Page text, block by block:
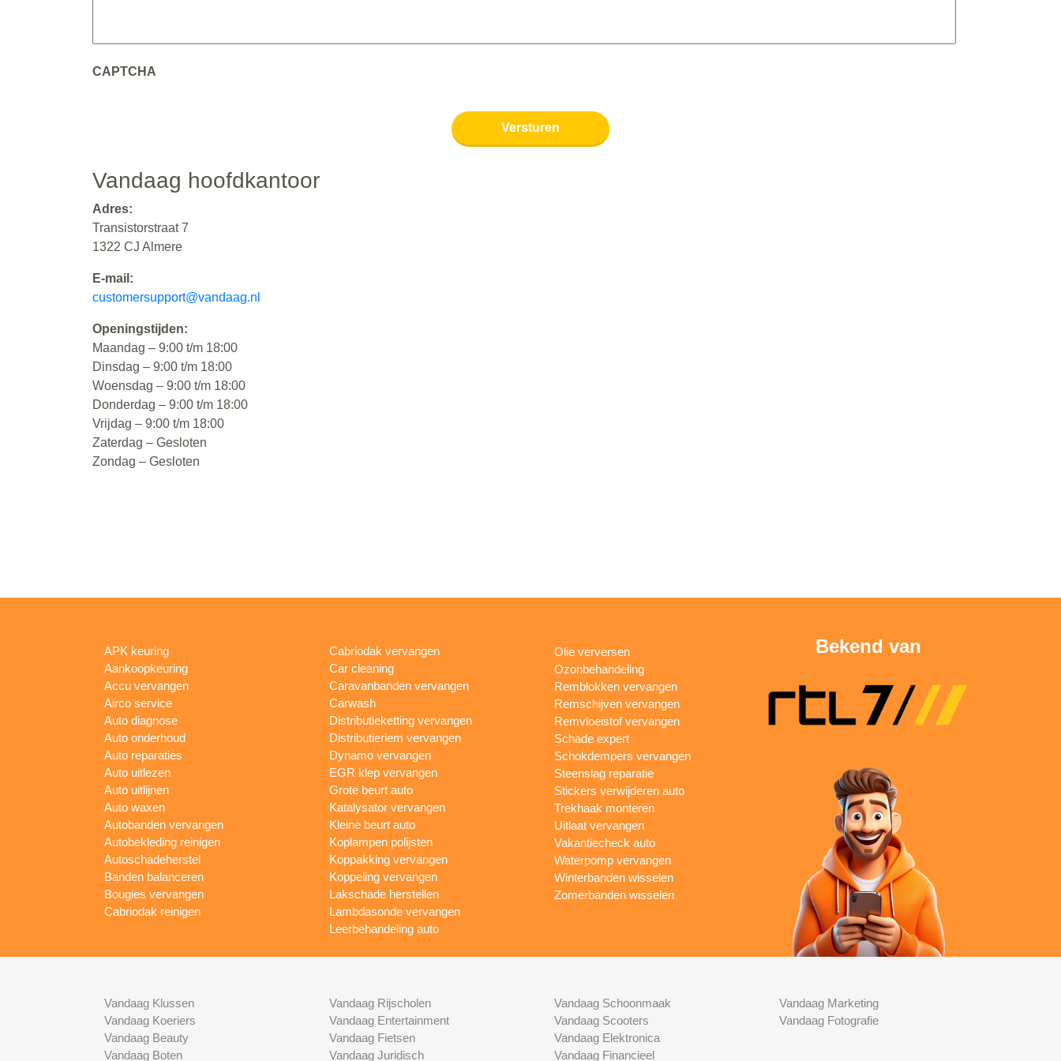
CAPTCHA
Vandaag hoofdkantoor
Adres:
Transistorstraat 7
1322 CJ Almere
E-mail:
customersupport@vandaag.nl
Openingstijden:
Maandag – 9:00 t/m 18:00
Dinsdag – 9:00 t/m 18:00
Woensdag – 9:00 t/m 18:00
Donderdag – 9:00 t/m 18:00
Vrijdag – 9:00 t/m 18:00
Zaterdag – Gesloten
Zondag – Gesloten
APK keuring
Aankoopkeuring
Accu vervangen
Airco service
Auto diagnose
Auto onderhoud
Auto reparaties
Auto uitlezen
Auto uitlijnen
Auto waxen
Autobanden vervangen
Autobekleding reinigen
Autoschadeherstel
Banden balanceren
Bougies vervangen
Cabriodak reinigen
Cabriodak vervangen
Car cleaning
Caravanbanden vervangen
Carwash
Distributieketting vervangen
Distributieriem vervangen
Dynamo vervangen
EGR klep vervangen
Grote beurt auto
Katalysator vervangen
Kleine beurt auto
Koplampen polijsten
Koppakking vervangen
Koppeling vervangen
Lakschade herstellen
Lambdasonde vervangen
Leerbehandeling auto
Olie verversen
Ozonbehandeling
Remblokken vervangen
Remschijven vervangen
Remvloeistof vervangen
Schade expert
Schokdempers vervangen
Steenslag reparatie
Stickers verwijderen auto
Trekhaak monteren
Uitlaat vervangen
Vakantiecheck auto
Waterpomp vervangen
Winterbanden wisselen
Zomerbanden wisselen
Bekend van
Vandaag Klussen
Vandaag Koeriers
Vandaag Beauty
Vandaag Boten
Vandaag Rijscholen
Vandaag Entertainment
Vandaag Fietsen
Vandaag Juridisch
Vandaag Schoonmaak
Vandaag Scooters
Vandaag Elektronica
Vandaag Financieel
Vandaag Marketing
Vandaag Fotografie